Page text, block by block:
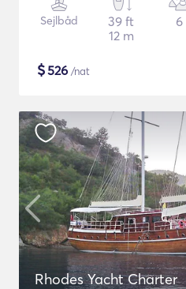
Sejlbåd
39 ft
12 m
6
$526 /nat
Rhodes Yacht Charter